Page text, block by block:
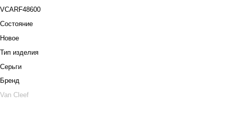
VCARF48600
Состояние
Новое
Тип изделия
Серьги
Бренд
Van Cleef